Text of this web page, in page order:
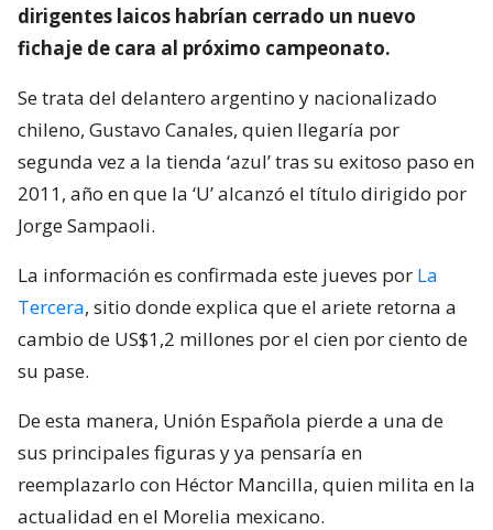
dirigentes laicos habrían cerrado un nuevo
fichaje de cara al próximo campeonato.
Se trata del delantero argentino y nacionalizado
chileno, Gustavo Canales, quien llegaría por
segunda vez a la tienda ‘azul’ tras su exitoso paso en
2011, año en que la ‘U’ alcanzó el título dirigido por
Jorge Sampaoli.
La información es confirmada este jueves por La
Tercera, sitio donde explica que el ariete retorna a
cambio de US$1,2 millones por el cien por ciento de
su pase.
De esta manera, Unión Española pierde a una de
sus principales figuras y ya pensaría en
reemplazarlo con Héctor Mancilla, quien milita en la
actualidad en el Morelia mexicano.